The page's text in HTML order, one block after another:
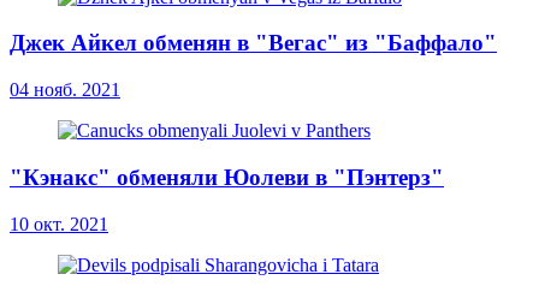
Джек Айкел обменян в "Вегас" из "Баффало"
04 нояб. 2021
"Кэнакс" обменяли Юолеви в "Пэнтерз"
10 окт. 2021